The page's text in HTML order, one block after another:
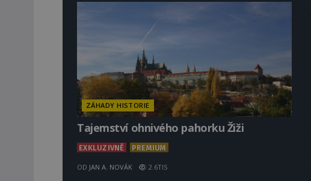
ZÁHADY HISTORIE
Tajemství ohnivého pahorku Žiži
EXKLUZIVNĚ PREMIUM
OD JAN A. NOVÁK 2.6TIS